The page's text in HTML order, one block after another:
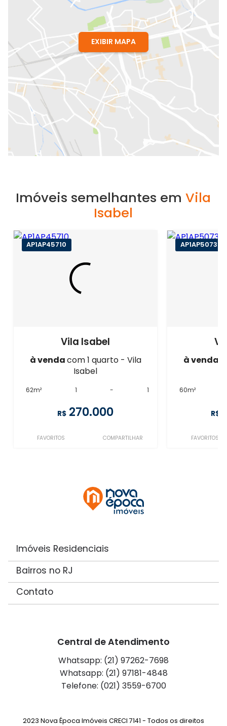
EXIBIR MAPA
Imóveis semelhantes emVila
Isabel
AP1AP45710
Vila Isabel
à vendacom 1 quarto - Vila
Isabel
62m² 1 - 1
R$ 270.000
FAVORITOS COMPARTILHAR
AP1AP50730
à venda
60m²
R$
FAVORITOS
Imóveis Residenciais
Bairros no RJ
Contato
Central de Atendimento
Whatsapp: (21) 97262-7698
Whatsapp: (21) 97181-4848
Telefone: (021) 3559-6700
2023 Nova Época Imóveis CRECI 7141 - Todos os direitos